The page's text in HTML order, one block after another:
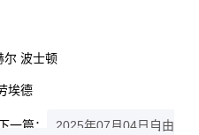
尔 波士顿
埃德
一篇：
2025年07月04日自由